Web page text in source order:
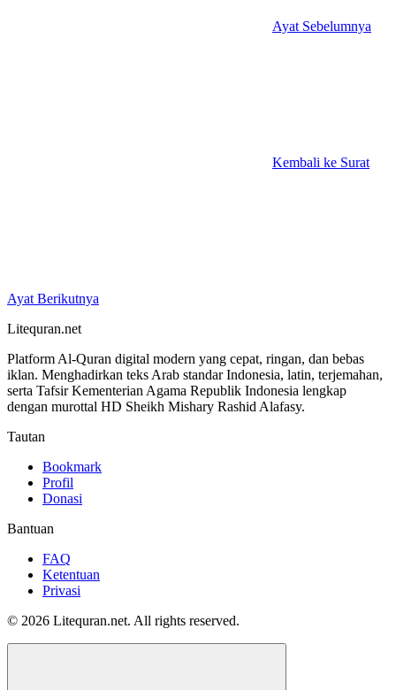
Ayat Sebelumnya
Kembali ke Surat
Ayat Berikutnya
Litequran.net
Platform Al-Quran digital modern yang cepat, ringan, dan bebas
iklan. Menghadirkan teks Arab standar Indonesia, latin, terjemahan,
serta Tafsir Kementerian Agama Republik Indonesia lengkap
dengan murottal HD Sheikh Mishary Rashid Alafasy.
Tautan
Bookmark
Profil
Donasi
Bantuan
FAQ
Ketentuan
Privasi
© 2026 Litequran.net. All rights reserved.